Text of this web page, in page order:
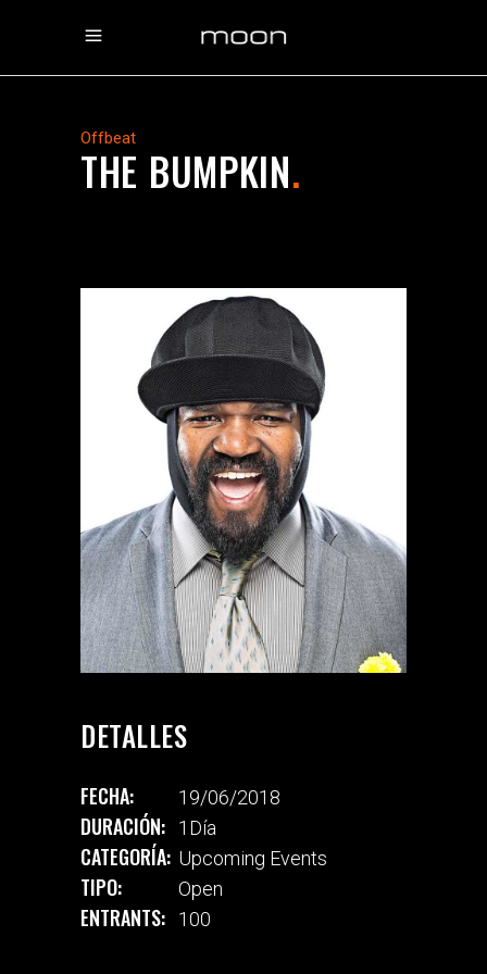
Offbeat
THE BUMPKIN.
DETALLES
FECHA: 19/06/2018
DURACIÓN: 1Día
CATEGORÍA: Upcoming Events
TIPO: Open
ENTRANTS: 100